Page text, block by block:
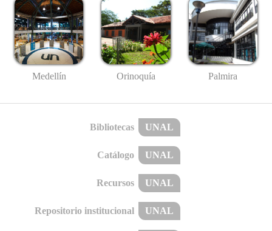
Medellín Orinoquía Palmira
Bibliotecas UNAL
Catálogo UNAL
Recursos UNAL
Repositorio institucional UNAL